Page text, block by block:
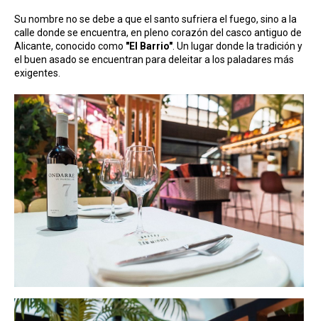
Su nombre no se debe a que el santo sufriera el fuego, sino a la
calle donde se encuentra, en pleno corazón del casco antiguo de
Alicante, conocido como "El Barrio" . Un lugar donde la tradición y
el buen asado se encuentran para deleitar a los paladares más
exigentes.